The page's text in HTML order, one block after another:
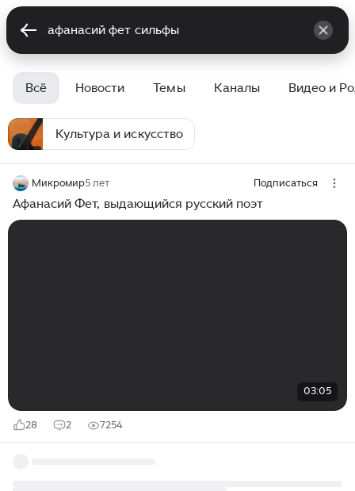
Всё Новости Темы Каналы Видео и
Культура и искусство
Микромир5 лет Подписаться
Афанасий Фет, выдающийся русский поэт
03:05
28 2 7254